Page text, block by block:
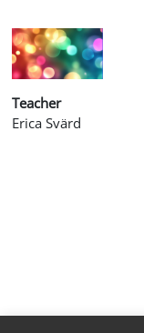
Teacher
Erica Svärd